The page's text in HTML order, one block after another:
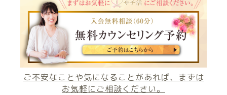
ご不安なことや気になることがあれば、まずは
お気軽にご相談ください。